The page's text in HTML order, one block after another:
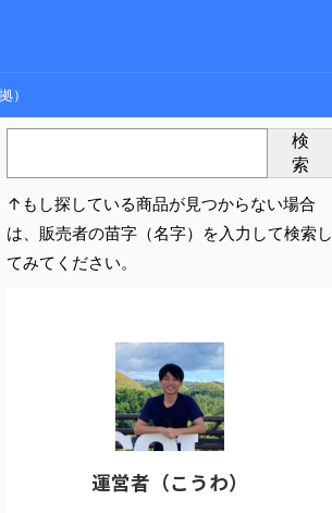
）
検
索
↑もし探している商品が見つからない場合
は、販売者の苗字（名字）を入力して検索し
てみてください。
運営者（こうわ）